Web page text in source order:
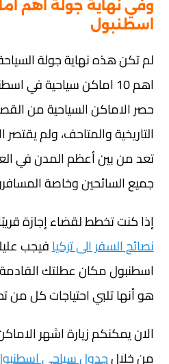
وفي نهاية جولة اهم
اسطنبول
لم تكن هذه نهاية جولة
اهم 10 اماكن سياحية في
حصر الاماكن السياحية من
التاريخية والمتاحف، ولم
تعد من بين أعظم المدن في
جميع السائحين وخاصة
إذا كنت تخطط لقضاء إجازة
نصائح السفر الى تركيافيجب
اسطنبول مكان عطلتك
هو أنها تلبي احتياجات كل من
الان يمكنكم زيارة اشهر
من خلالجدول سياحي اسطنبول 5